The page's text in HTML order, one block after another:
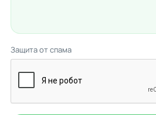
Защита от спама